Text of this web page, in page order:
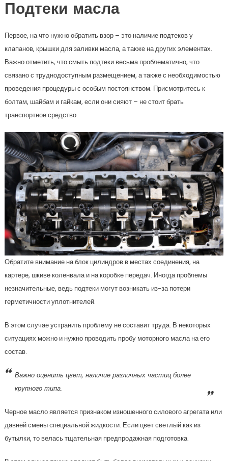
Подтеки масла
Первое, на что нужно обратить взор – это наличие подтеков у
клапанов, крышки для заливки масла, а также на других элементах.
Важно отметить, что смыть подтеки весьма проблематично, что
связано с труднодоступным размещением, а также с необходимостью
проведения процедуры с особым постоянством. Присмотритесь к
болтам, шайбам и гайкам, если они сияют – не стоит брать
транспортное средство.
Обратите внимание на блок цилиндров в местах соединения, на
картере, шкиве коленвала и на коробке передач. Иногда проблемы
незначительные, ведь подтеки могут возникать из-за потери
герметичности уплотнителей.
В этом случае устранить проблему не составит труда. В некоторых
ситуациях можно и нужно проводить пробу моторного масла на его
состав.
Важно оценить цвет, наличие различных частиц более
крупного типа.
Черное масло является признаком изношенного силового агрегата или
давней смены специальной жидкости. Если цвет светлый как из
бутылки, то велась тщательная предпродажная подготовка.